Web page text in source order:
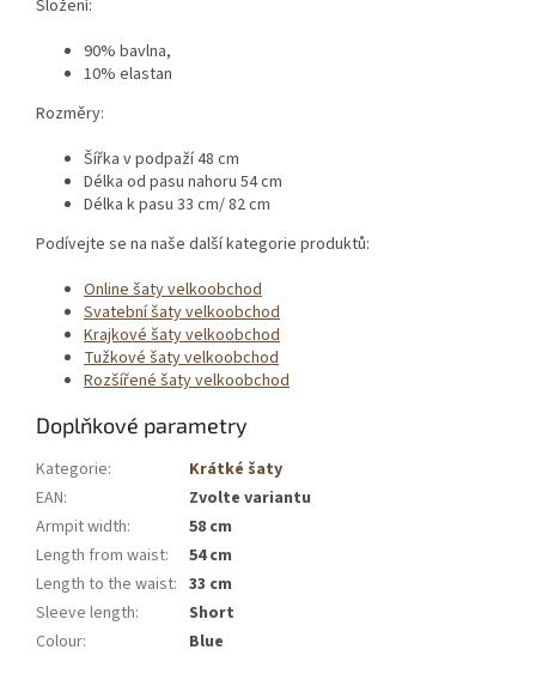
Složení:
90% bavlna,
10% elastan
Rozměry:
Šířka v podpaží 48 cm
Délka od pasu nahoru 54 cm
Délka k pasu 33 cm/ 82 cm
Podívejte se na naše další kategorie produktů:
Online šaty velkoobchod
Svatební šaty velkoobchod
Krajkové šaty velkoobchod
Tužkové šaty velkoobchod
Rozšířené šaty velkoobchod
Doplňkové parametry
Kategorie:
Krátké šaty
EAN:
Zvolte variantu
Armpit width:
58 cm
Length from waist:
54 cm
Length to the waist: 33 cm
Sleeve length:
Short
Colour: Blue